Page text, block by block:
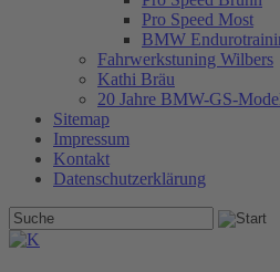
Pro Speed Most
BMW
Fahrwerkstuning Wilbers
Kathi Bräu
20 Jahre BMW-GS-
Sitemap
Impressum
Kontakt
Datenschutzerklärung